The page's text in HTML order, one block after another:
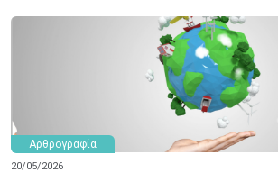
Αρθρογραφία
20/05/2026